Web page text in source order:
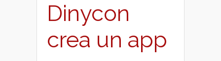
Dinycon
crea un app